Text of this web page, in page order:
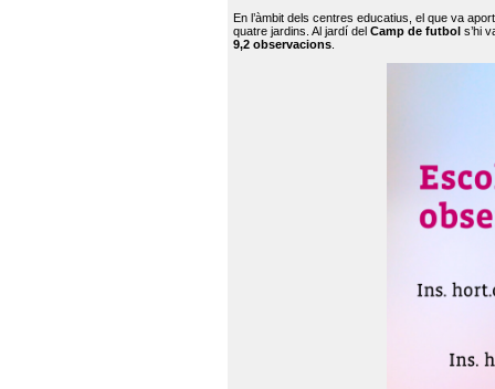
En l’àmbit dels centres educatius, el que va
quatre jardins. Al jardí del Camp de futbol s’hi
9,2 observacions